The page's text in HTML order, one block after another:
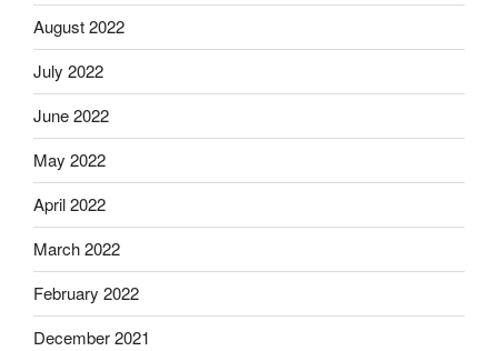
August 2022
July 2022
June 2022
May 2022
April 2022
March 2022
February 2022
December 2021